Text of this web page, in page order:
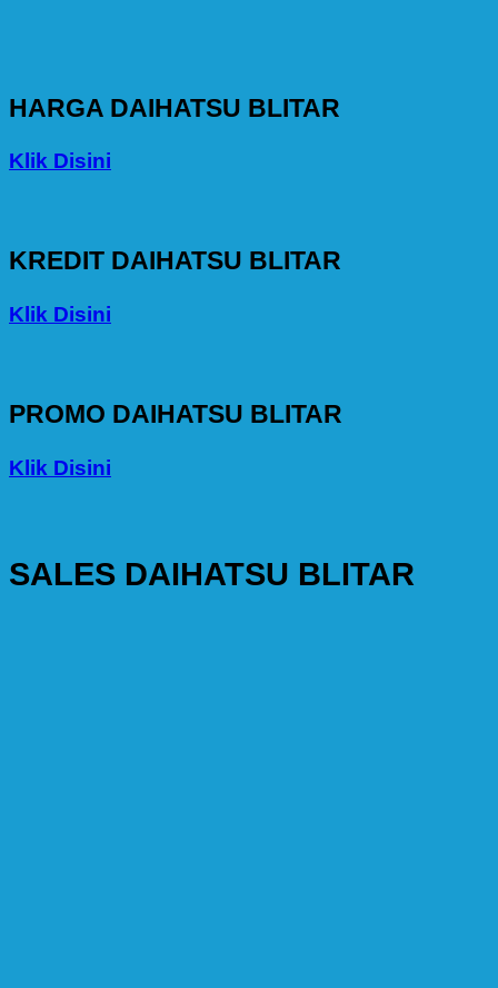
HARGA DAIHATSU BLITAR
Klik Disini
KREDIT DAIHATSU BLITAR
Klik Disini
PROMO DAIHATSU BLITAR
Klik Disini
SALES DAIHATSU BLITAR